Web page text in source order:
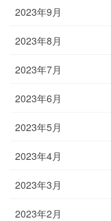
2023年9月
2023年8月
2023年7月
2023年6月
2023年5月
2023年4月
2023年3月
2023年2月